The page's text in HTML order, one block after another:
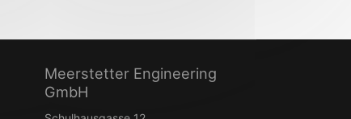
Meerstetter Engineering
GmbH